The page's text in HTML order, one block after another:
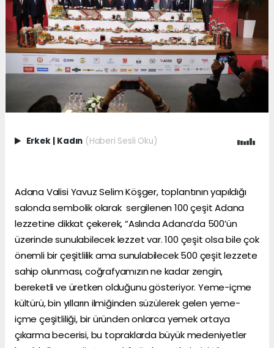
Erkek | Kadın (Haberi Sesli Oku)
Adana Valisi Yavuz Selim Köşger, toplantının yapıldığı
salonda sembolik olarak sergilenen 100 çeşit Adana
lezzetine dikkat çekerek, “Aslında Adana’da 500’ün
üzerinde sunulabilecek lezzet var. 100 çeşit olsa bile çok
önemli bir çeşitlilik ama sunulabilecek 500 çeşit lezzete
sahip olunması, coğrafyamızın ne kadar zengin,
bereketli ve üretken olduğunu gösteriyor. Yeme-içme
kültürü, bin yılların ilmiğinden süzülerek gelen yeme-
içme çeşitliliği, bir üründen onlarca yemek ortaya
çıkarma becerisi, bu topraklarda büyük medeniyetler